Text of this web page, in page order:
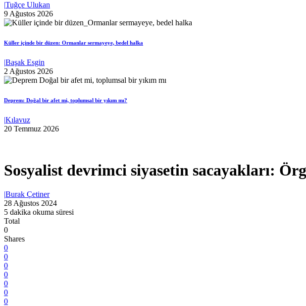
|Tuğçe Ulukan
9 Ağustos 2026
Küller içinde bir düzen: Ormanlar sermayeye, bedel halka
|Başak Esgin
2 Ağustos 2026
Deprem: Doğal bir afet mi, toplumsal bir yıkım mı?
|Kılavuz
20 Temmuz 2026
Sosyalist devrimci siyasetin sacayakları:
|Burak Çetiner
28 Ağustos 2024
5 dakika okuma süresi
Total
0
Shares
0
0
0
0
0
0
0